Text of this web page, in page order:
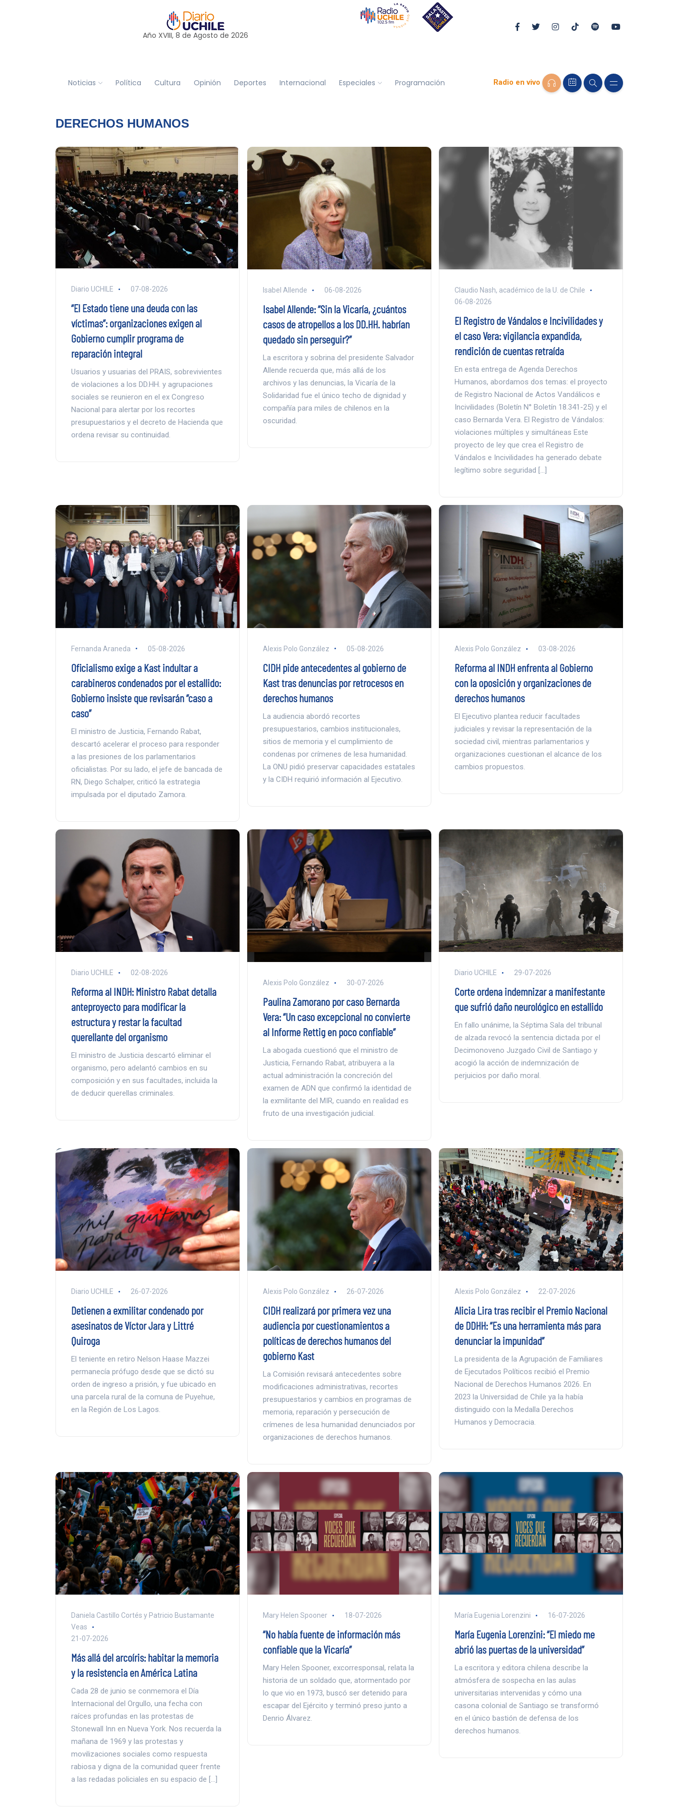
Año XVIII, 8 de Agosto de 2026
Noticias Política Cultura Opinión Deportes Internacional Especiales Programación Radio en vivo
DERECHOS HUMANOS
Diario UCHILE 07-08-2026
“El Estado tiene una deuda con las
víctimas”: organizaciones exigen al
Gobierno cumplir programa de
reparación integral
Usuarios y usuarias del PRAIS, sobrevivientes
de violaciones a los DD.HH. y agrupaciones
sociales se reunieron en el ex Congreso
Nacional para alertar por los recortes
presupuestarios y el decreto de Hacienda que
ordena revisar su continuidad.
Isabel Allende 06-08-2026
Isabel Allende: “Sin la Vicaría, ¿cuántos
casos de atropellos a los DD.HH. habrían
quedado sin perseguir?”
La escritora y sobrina del presidente Salvador
Allende recuerda que, más allá de los
archivos y las denuncias, la Vicaría de la
Solidaridad fue el único techo de dignidad y
compañía para miles de chilenos en la
oscuridad.
Claudio Nash, académico de la U. de Chile
06-08-2026
El Registro de Vándalos e Incivilidades y
el caso Vera: vigilancia expandida,
rendición de cuentas retraída
En esta entrega de Agenda Derechos
Humanos, abordamos dos temas: el proyecto
de Registro Nacional de Actos Vandálicos e
Incivilidades (Boletín N° Boletín 18.341-25) y el
caso Bernarda Vera. El Registro de Vándalos:
violaciones múltiples y simultáneas Este
proyecto de ley que crea el Registro de
Vándalos e Incivilidades ha generado debate
legítimo sobre seguridad […]
Fernanda Araneda 05-08-2026
Oficialismo exige a Kast indultar a
carabineros condenados por el estallido:
Gobierno insiste que revisarán “caso a
caso”
El ministro de Justicia, Fernando Rabat,
descartó acelerar el proceso para responder
a las presiones de los parlamentarios
oficialistas. Por su lado, el jefe de bancada de
RN, Diego Schalper, criticó la estrategia
impulsada por el diputado Zamora.
Alexis Polo González 05-08-2026
CIDH pide antecedentes al gobierno de
Kast tras denuncias por retrocesos en
derechos humanos
La audiencia abordó recortes
presupuestarios, cambios institucionales,
sitios de memoria y el cumplimiento de
condenas por crímenes de lesa humanidad.
La ONU pidió preservar capacidades estatales
y la CIDH requirió información al Ejecutivo.
Alexis Polo González 03-08-2026
Reforma al INDH enfrenta al Gobierno
con la oposición y organizaciones de
derechos humanos
El Ejecutivo plantea reducir facultades
judiciales y revisar la representación de la
sociedad civil, mientras parlamentarios y
organizaciones cuestionan el alcance de los
cambios propuestos.
Diario UCHILE 02-08-2026
Reforma al INDH: Ministro Rabat detalla
anteproyecto para modificar la
estructura y restar la facultad
querellante del organismo
El ministro de Justicia descartó eliminar el
organismo, pero adelantó cambios en su
composición y en sus facultades, incluida la
de deducir querellas criminales.
Alexis Polo González 30-07-2026
Paulina Zamorano por caso Bernarda
Vera: “Un caso excepcional no convierte
al Informe Rettig en poco confiable”
La abogada cuestionó que el ministro de
Justicia, Fernando Rabat, atribuyera a la
actual administración la concreción del
examen de ADN que confirmó la identidad de
la exmilitante del MIR, cuando en realidad es
fruto de una investigación judicial.
Diario UCHILE 29-07-2026
Corte ordena indemnizar a manifestante
que sufrió daño neurológico en estallido
En fallo unánime, la Séptima Sala del tribunal
de alzada revocó la sentencia dictada por el
Decimonoveno Juzgado Civil de Santiago y
acogió la acción de indemnización de
perjuicios por daño moral.
Diario UCHILE 26-07-2026
Detienen a exmilitar condenado por
asesinatos de Víctor Jara y Littré
Quiroga
El teniente en retiro Nelson Haase Mazzei
permanecía prófugo desde que se dictó su
orden de ingreso a prisión, y fue ubicado en
una parcela rural de la comuna de Puyehue,
en la Región de Los Lagos.
Alexis Polo González 26-07-2026
CIDH realizará por primera vez una
audiencia por cuestionamientos a
políticas de derechos humanos del
gobierno Kast
La Comisión revisará antecedentes sobre
modificaciones administrativas, recortes
presupuestarios y cambios en programas de
memoria, reparación y persecución de
crímenes de lesa humanidad denunciados por
organizaciones de derechos humanos.
Alexis Polo González 22-07-2026
Alicia Lira tras recibir el Premio Nacional
de DDHH: “Es una herramienta más para
denunciar la impunidad”
La presidenta de la Agrupación de Familiares
de Ejecutados Políticos recibió el Premio
Nacional de Derechos Humanos 2026. En
2023 la Universidad de Chile ya la había
distinguido con la Medalla Derechos
Humanos y Democracia.
Daniela Castillo Cortés y Patricio Bustamante
Veas
21-07-2026
Más allá del arcoíris: habitar la memoria
y la resistencia en América Latina
Cada 28 de junio se conmemora el Día
Internacional del Orgullo, una fecha con
raíces profundas en las protestas de
Stonewall Inn en Nueva York. Nos recuerda la
mañana de 1969 y las protestas y
movilizaciones sociales como respuesta
rabiosa y digna de la comunidad queer frente
a las redadas policiales en su espacio de […]
Mary Helen Spooner 18-07-2026
“No había fuente de información más
confiable que la Vicaría”
Mary Helen Spooner, excorresponsal, relata la
historia de un soldado que, atormentado por
lo que vio en 1973, buscó ser detenido para
escapar del Ejército y terminó preso junto a
Denrio Álvarez.
María Eugenia Lorenzini 16-07-2026
María Eugenia Lorenzini: “El miedo me
abrió las puertas de la universidad”
La escritora y editora chilena describe la
atmósfera de sospecha en las aulas
universitarias intervenidas y cómo una
casona colonial de Santiago se transformó
en el único bastión de defensa de los
derechos humanos.